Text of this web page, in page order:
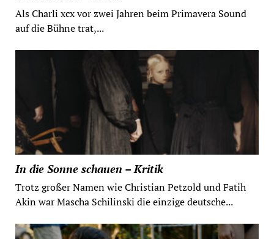
Als Charli xcx vor zwei Jahren beim Primavera Sound
auf die Bühne trat,...
In die Sonne schauen – Kritik
Trotz großer Namen wie Christian Petzold und Fatih
Akin war Mascha Schilinski die einzige deutsche...